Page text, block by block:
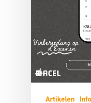
Artikelen